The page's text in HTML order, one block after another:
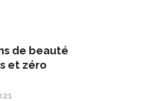
de beauté
et zéro